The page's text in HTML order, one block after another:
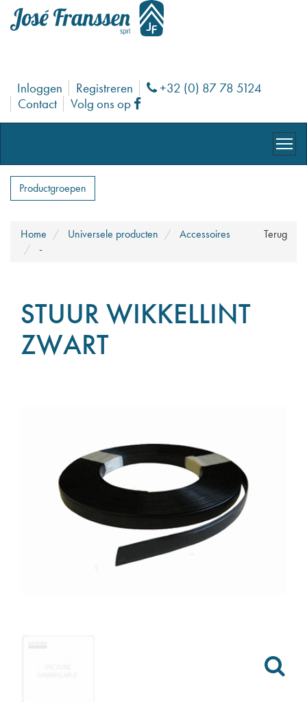
Inloggen Registreren Phone
+32 (0) 87 78 5124
Contact
Volg ons op Facebook
Productgroepen
Terug
Home Universele producten
Accessoires
-
STUUR WIKKELLINT
ZWART